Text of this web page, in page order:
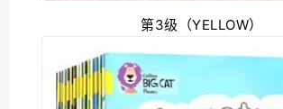
第3级（YELLOW）